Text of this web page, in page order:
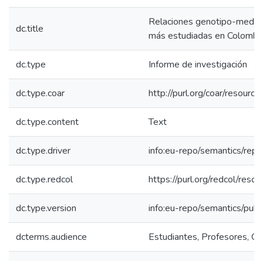
dc.title
Relaciones genotipo-
más estudiadas en
dc.type Informe de investigación
dc.type.coar http://purl.org/coar/
dc.type.content Text
dc.type.driver info:eu-repo/semantics/
dc.type.redcol https://purl.org/redcol/
dc.type.version info:eu-repo/semantics/
dcterms.audience Estudiantes, Profesores,